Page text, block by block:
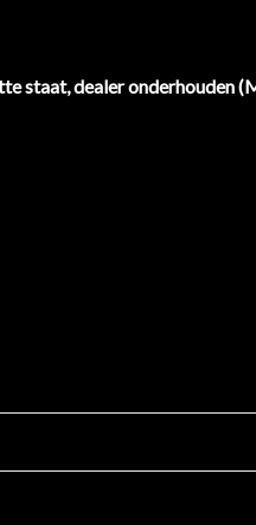
staat, dealer onderhouden